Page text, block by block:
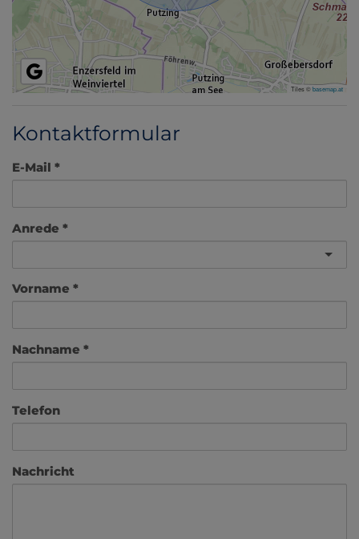
Tiles ©basemap.at
Kontaktformular
E-Mail
Anrede
Vorname
Nachname
Telefon
Nachricht